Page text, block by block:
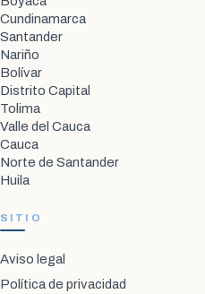
Cundinamarca
Santander
Nariño
Bolívar
Distrito Capital
Tolima
Valle del Cauca
Cauca
Norte de Santander
Huila
SITIO
Aviso legal
Política de privacidad